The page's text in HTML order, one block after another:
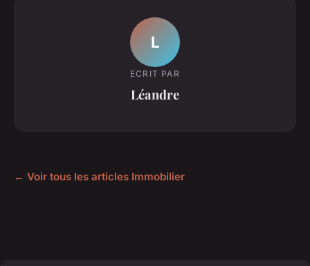
L
ECRIT PAR
Léandre
← Voir tous les articles Immobilier